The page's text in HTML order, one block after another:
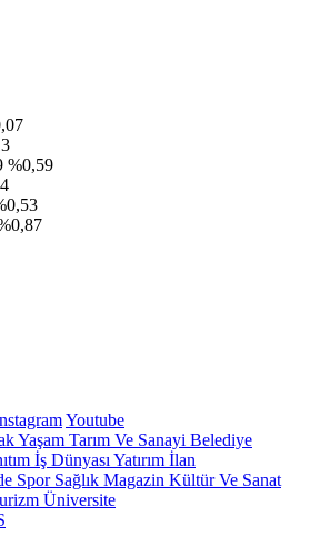
%0,59
Youtube
Yaşam Tarım Ve Sanayi Belediye
İş Dünyası Yatırım İlan
SporSağlık Magazin Kültür Ve Sanat
Üniversite